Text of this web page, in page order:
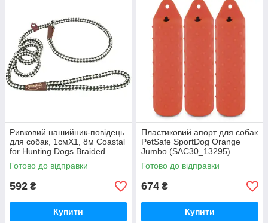
Ривковий нашийник-повідець
для собак, 1смХ1, 8м Coastal
for Hunting Dogs Braided
Rope (R0216_GRW06)
Готово до відправки
592 ₴
Купити
Пластиковий апорт для собак
PetSafe SportDog Orange
Jumbo (SAC30_13295)
Готово до відправки
674 ₴
Купити